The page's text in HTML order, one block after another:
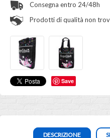
Save
Consegna entro 24/48h
Prodotti di qualità non
DESCRIZIONE